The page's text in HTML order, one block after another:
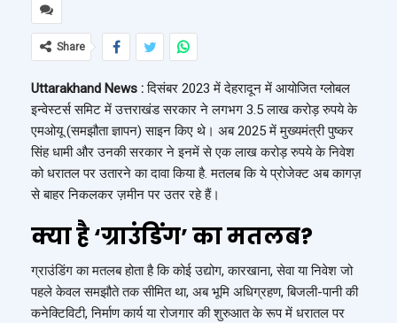
Share
Uttarakhand News :दिसंबर 2023 में देहरादून में आयोजित ग्लोबल
इन्वेस्टर्स समिट में उत्तराखंड सरकार ने लगभग 3.5 लाख करोड़ रुपये के
एमओयू (समझौता ज्ञापन) साइन किए थे। अब 2025 में मुख्यमंत्री पुष्कर
सिंह धामी और उनकी सरकार ने इनमें से एक लाख करोड़ रुपये के निवेश
को धरातल पर उतारने का दावा किया है. मतलब कि ये प्रोजेक्ट अब कागज़
से बाहर निकलकर ज़मीन पर उतर रहे हैं।
क्या है ‘ग्राउंडिंग’ का मतलब?
ग्राउंडिंग का मतलब होता है कि कोई उद्योग, कारखाना, सेवा या निवेश जो
पहले केवल समझौते तक सीमित था, अब भूमि अधिग्रहण, बिजली-पानी की
कनेक्टिविटी, निर्माण कार्य या रोजगार की शुरुआत के रूप में धरातल पर